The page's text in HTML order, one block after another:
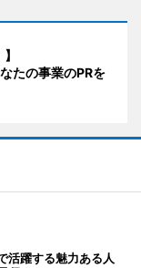
たの事業のPRを
活躍する魅力ある人